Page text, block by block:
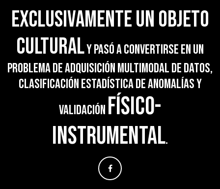
exclusivamente un objeto
culturaly pasó a convertirse en un
problema de adquisición multimodal de datos,
clasificación estadística de anomalías y
validación físico-
instrumental.